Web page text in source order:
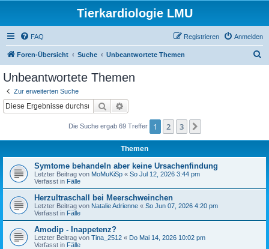
Tierkardiologie LMU
FAQ Anmelden
Registrieren
Foren-Übersicht Suche Unbeantwortete Themen
Unbeantwortete Themen
Zur erweiterten Suche
Suche
Die Suche ergab 69 Treffer 1 2 3
Themen
Symtome behandeln aber keine Ursachenfindung
Letzter Beitrag von MoMuKiSp « So Jul 12, 2026 3:44 pm
Verfasst in Fälle
Herzultraschall bei Meerschweinchen
Letzter Beitrag von Natalie Adrienne « So Jun 07, 2026 4:20 pm
Verfasst in Fälle
Amodip - Inappetenz?
Letzter Beitrag von Tina_2512 « Do Mai 14, 2026 10:02 pm
Verfasst in Fälle